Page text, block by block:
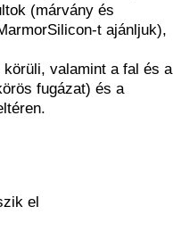
(márvány és
t ajánljuk),
valamint a fal és a
fugázat) és a
el
Sopro FDF 525
Kenhető szigetelő
kiszerelés